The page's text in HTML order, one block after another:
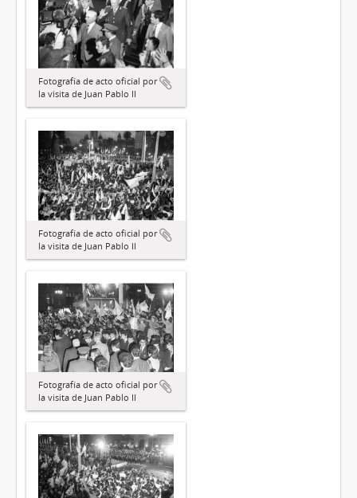
Fotografía de acto oficial por
la visita de Juan Pablo II
Fotografía de acto oficial por
la visita de Juan Pablo II
Fotografía de acto oficial por
la visita de Juan Pablo II